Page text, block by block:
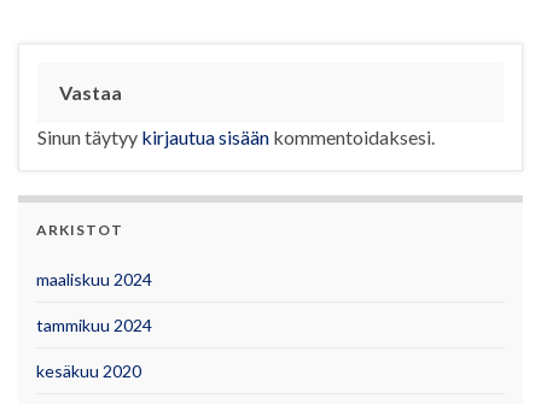
Vastaa
Sinun täytyy kirjautua sisään kommentoidaksesi.
ARKISTOT
maaliskuu 2024
tammikuu 2024
kesäkuu 2020